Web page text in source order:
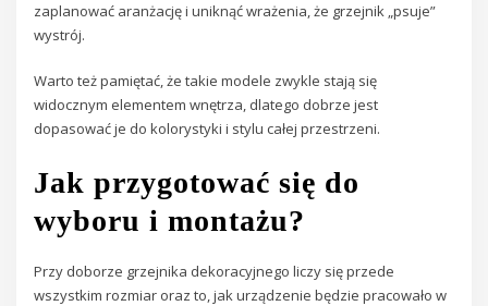
zaplanować aranżację i uniknąć wrażenia, że grzejnik „psuje”
wystrój.
Warto też pamiętać, że takie modele zwykle stają się
widocznym elementem wnętrza, dlatego dobrze jest
dopasować je do kolorystyki i stylu całej przestrzeni.
Jak przygotować się do
wyboru i montażu?
Przy doborze grzejnika dekoracyjnego liczy się przede
wszystkim rozmiar oraz to, jak urządzenie będzie pracowało w